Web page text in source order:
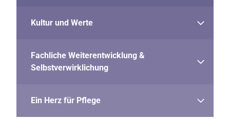
Kultur und Werte
Fachliche Weiterentwicklung &
Selbstverwirklichung
Ein Herz für Pflege